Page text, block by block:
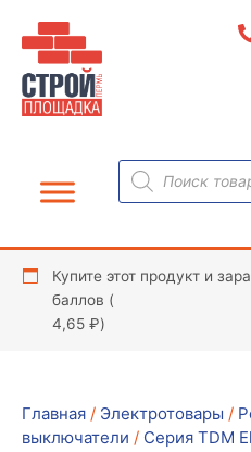
содержимому
Поиск
товаров
Купите этот продукт и
баллов (
4,65 ₽)
Главная / Электротовары /
выключатели / Серия TDM